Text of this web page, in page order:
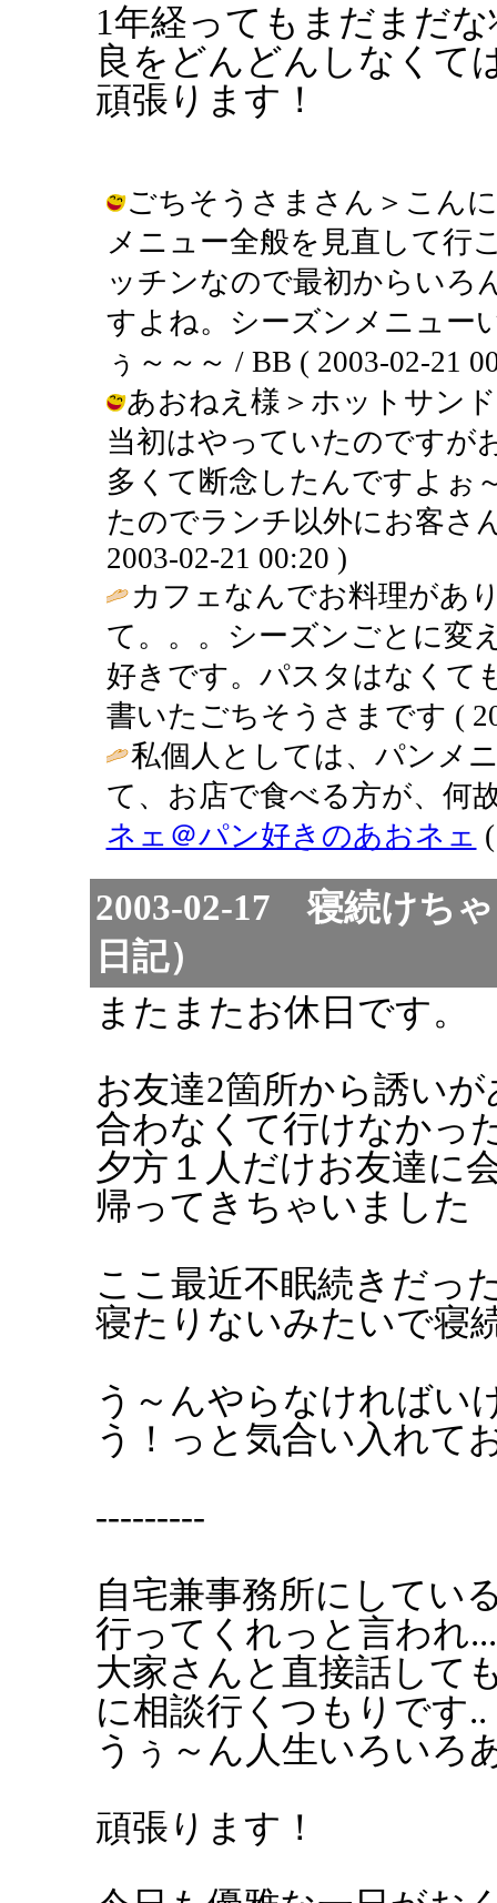
1年経ってもまだまだ
良をどんどんしなくて
頑張ります！
ごちそうさまさん＞こん
メニュー全般を見直して行
ッチンなので最初からいろ
すよね。シーズンメニュー
ぅ～～～ / BB ( 2003-02-21
あおねえ様＞ホットサン
当初はやっていたのですが
多くて断念したんですよぉ
たのでランチ以外にお客さ
2003-02-21 00:20 )
カフェなんでお料理があ
て。。。シーズンごとに変
好きです。パスタはなくて
書いたごちそうさまです (
私個人としては、パン
て、お店で食べる方が、何
ネェ＠パン好きのあおネェ
2003-02-17 寝続けち
日記）
またまたお休日です。
お友達2箇所から誘い
合わなくて行けなかっ
夕方１人だけお友達に
帰ってきちゃいました
ここ最近不眠続きだっ
寝たりないみたいで寝
う～んやらなければい
う！っと気合い入れて
---------
自宅兼事務所にしてい
行ってくれっと言われ...
大家さんと直接話して
に相談行くつもりです..
うぅ～ん人生いろいろ
頑張ります！